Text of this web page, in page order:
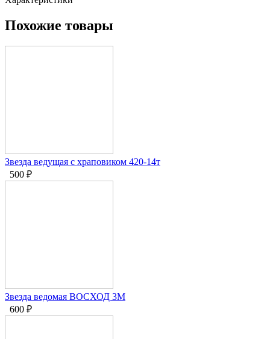
Похожие товары
Звезда ведущая с храповиком 420-14т
500 ₽
Звезда ведомая ВОСХОД 3М
600 ₽